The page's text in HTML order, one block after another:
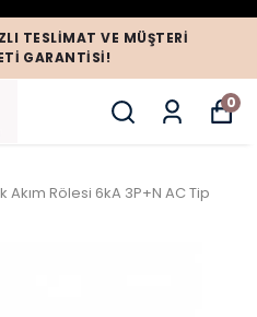
TESLIMAT VE MÜŞTERI
GARANTISI!
0
Rölesi 6kA 3P+N AC Tip